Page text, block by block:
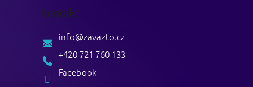
Kontakt
info@zavazto.cz
+420 721 760 133
Facebook